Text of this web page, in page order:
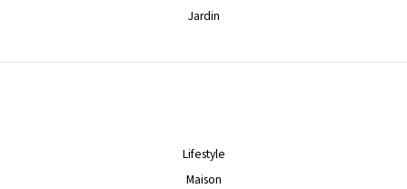
Jardin
Lifestyle
Maison